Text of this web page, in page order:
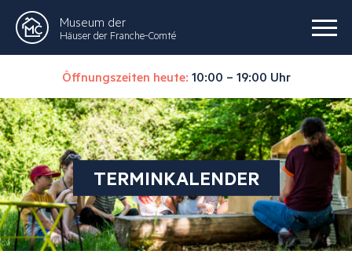
Museum der
Häuser der Franche-Comté
Öffnungszeiten heute: 10:00 – 19:00 Uhr
TERMINKALENDER